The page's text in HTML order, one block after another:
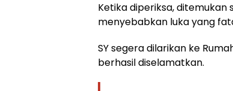
Ketika diperiksa,
menyebabkan luka yang
SY segera dilarikan ke
berhasil diselamatkan.